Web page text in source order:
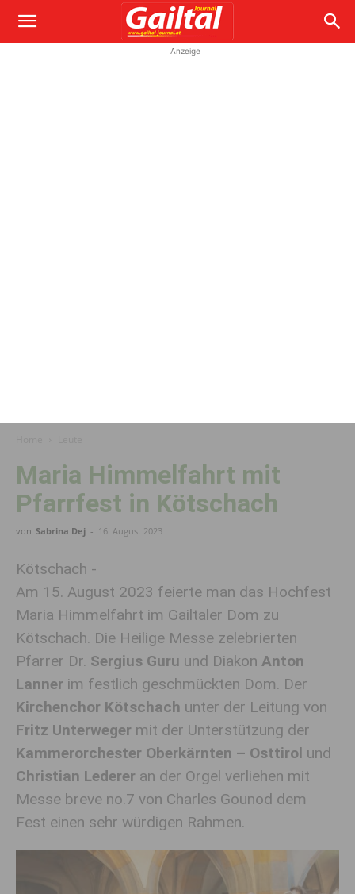
Anzeige
Maria Himmelfahrt mit
Pfarrfest in Kötschach
von Sabrina Dej - 16. August 2023
Kötschach -
Am 15. August 2023 feierte man das Hochfest
Maria Himmelfahrt im Gailtaler Dom zu
Kötschach. Die Heilige Messe zelebrierten
Pfarrer Dr. Sergius Guru und Diakon Anton
Lanner im festlich geschmückten Dom. Der
Kirchenchor Kötschach unter der Leitung von
Fritz Unterweger mit der Unterstützung der
Kammerorchester Oberkärnten – Osttirol und
Christian Lederer an der Orgel verliehen mit
Messe breve no.7 von Charles Gounod dem
Fest einen sehr würdigen Rahmen.